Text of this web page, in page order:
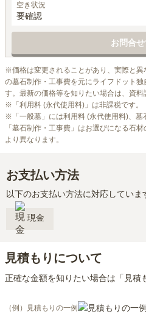
空き状況
要確認
お問合
※価格は変更されることがあり、実際と
の墓石制作・工事費を元にライフドット
す。最新の価格等を知りたい場合は、資料
※「利用料 (永代使用料)」は非課税です。
※「一般墓」には利用料 (永代使用料)、墓
「墓石制作・工事費」はお選びになる石
より異なります。
お支払い方法
以下のお支払い方法に対応していま
現金
見積もりについて
正確な金額を知りたい場合は「見積
（例）見積もりの一例